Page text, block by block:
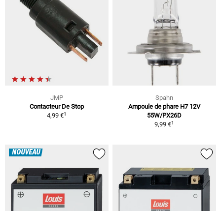
JMP
Contacteur De Stop
4,99 €1
Spahn
Ampoule de phare H7 12V
55W/PX26D
9,99 €1
NOUVEAU